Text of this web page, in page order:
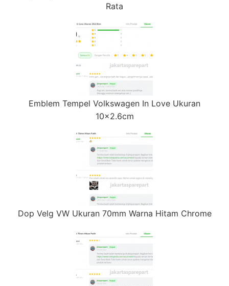
Rata
Emblem Tempel Volkswagen In Love Ukuran
10×2.6cm
Dop Velg VW Ukuran 70mm Warna Hitam Chrome